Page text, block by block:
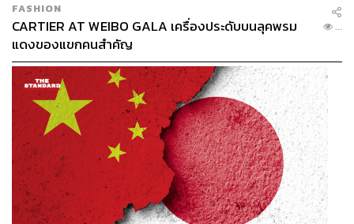
FASHION
CARTIER AT WEIBO GALA เครื่องประดับบนลุคพรม
แดงของแขกคนสำคัญ
...